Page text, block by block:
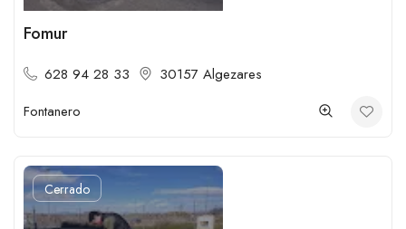
Fomur
628 94 28 33
30157 Algezares
Fontanero
Cerrado